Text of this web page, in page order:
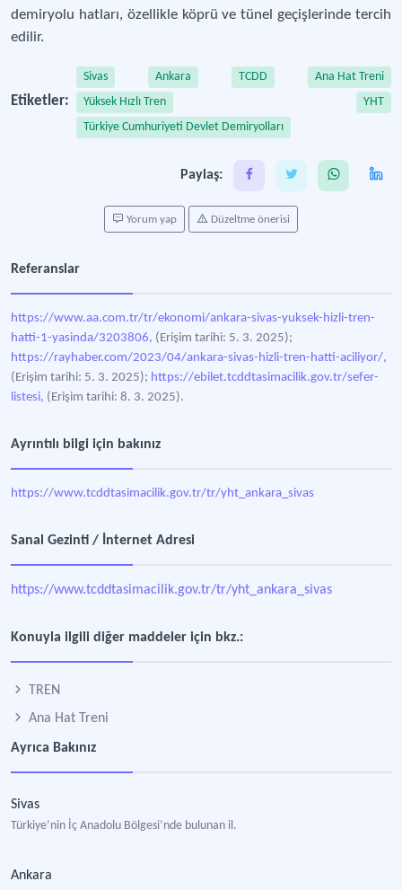
demiryolu hatları, özellikle köprü ve tünel geçişlerinde tercih
edilir.
Etiketler:
Sivas Ankara TCDD
Ana Hat Treni
Yüksek Hızlı Tren
YHT
Türkiye Cumhuriyeti Devlet Demiryolları
Paylaş:
Yorum yap Düzeltme önerisi
Referanslar
https://www.aa.com.tr/tr/ekonomi/ankara-sivas-yuksek-hizli-tren-
hatti-1-yasinda/3203806, (Erişim tarihi: 5. 3. 2025);
https://rayhaber.com/2023/04/ankara-sivas-hizli-tren-hatti-aciliyor/,
(Erişim tarihi: 5. 3. 2025); https://ebilet.tcddtasimacilik.gov.tr/sefer-
listesi, (Erişim tarihi: 8. 3. 2025).
Ayrıntılı bilgi için bakınız
https://www.tcddtasimacilik.gov.tr/tr/yht_ankara_sivas
Sanal Gezinti / İnternet Adresi
https://www.tcddtasimacilik.gov.tr/tr/yht_ankara_sivas
Konuyla ilgili diğer maddeler için bkz.:
TREN
Ana Hat Treni
Ayrıca Bakınız
Sivas
Türkiye’nin İç Anadolu Bölgesi’nde bulunan il.
Ankara